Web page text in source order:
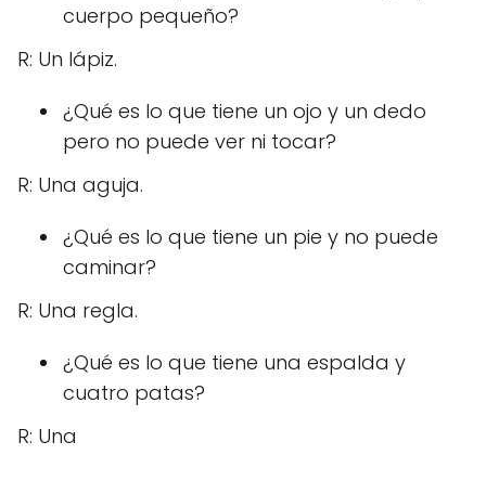
cuerpo pequeño?
R: Un lápiz.
¿Qué es lo que tiene un ojo y un dedo
pero no puede ver ni tocar?
R: Una aguja.
¿Qué es lo que tiene un pie y no puede
caminar?
R: Una regla.
¿Qué es lo que tiene una espalda y
cuatro patas?
R: Una